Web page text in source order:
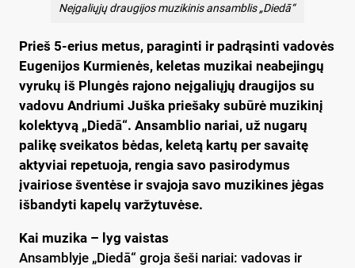
Neįgaliųjų draugijos muzikinis ansamblis „Diedā“
Prieš 5-erius metus, paraginti ir padrąsinti vadovės
Eugenijos Kurmienės, keletas muzikai neabejingų
vyrukų iš Plungės rajono neįgaliųjų draugijos su
vadovu Andriumi Juška priešaky subūrė muzikinį
kolektyvą „Diedā“. Ansamblio nariai, už nugarų
palikę sveikatos bėdas, keletą kartų per savaitę
aktyviai repetuoja, rengia savo pasirodymus
įvairiose šventėse ir svajoja savo muzikines jėgas
išbandyti kapelų varžytuvėse.
Kai muzika – lyg vaistas
Ansamblyje „Diedā“ groja šeši nariai: vadovas ir